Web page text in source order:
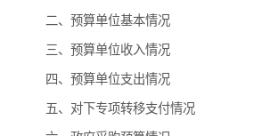
二、预算单位基本情况
三、预算单位收入情况
四、预算单位支出情况
五、对下专项转移支付情况